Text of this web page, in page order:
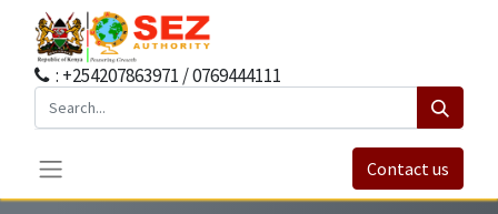
: +254207863971 / 0769444111
Contact us